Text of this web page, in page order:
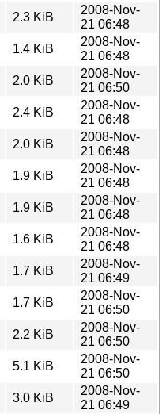
2.3 KiB
2008-Nov-
21 06:48
1.4 KiB
2008-Nov-
21 06:48
2.0 KiB
2008-Nov-
21 06:50
2.4 KiB
2008-Nov-
21 06:48
2.0 KiB
2008-Nov-
21 06:48
1.9 KiB
2008-Nov-
21 06:48
1.9 KiB
2008-Nov-
21 06:48
1.6 KiB
2008-Nov-
21 06:48
1.7 KiB
2008-Nov-
21 06:49
1.7 KiB
2008-Nov-
21 06:50
2.2 KiB
2008-Nov-
21 06:50
5.1 KiB
2008-Nov-
21 06:50
3.0 KiB
2008-Nov-
21 06:49